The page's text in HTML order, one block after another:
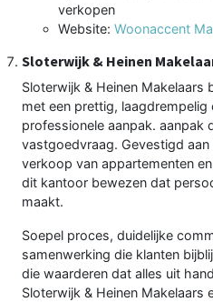
verkopen
Website: Woonaccent
Sloterwijk & Heinen
Sloterwijk & Heinen Makelaars
met een prettig,
professionele aanpak. aanpak
vastgoedvraag. Gevestigd
verkoop van appartementen
dit kantoor bewezen dat
maakt.
Soepel proces, duidelijke
samenwerking die klanten
die waarderen dat alles uit
Sloterwijk & Heinen Makelaars